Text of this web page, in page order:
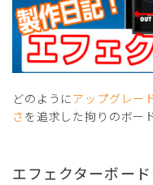
どのようにアップグレー
さを追求した拘りのボー
エフェクターボー